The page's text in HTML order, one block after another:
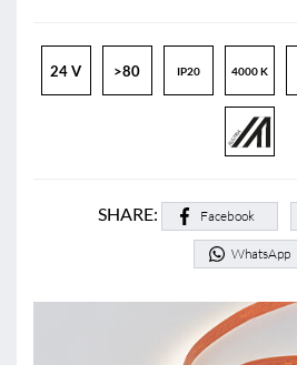
24 V >80 IP20 4000 K
SHARE: Facebook
WhatsApp